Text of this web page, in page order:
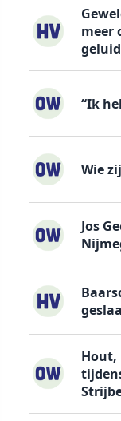
meer
“Ik
Wie
Jos
Hout,